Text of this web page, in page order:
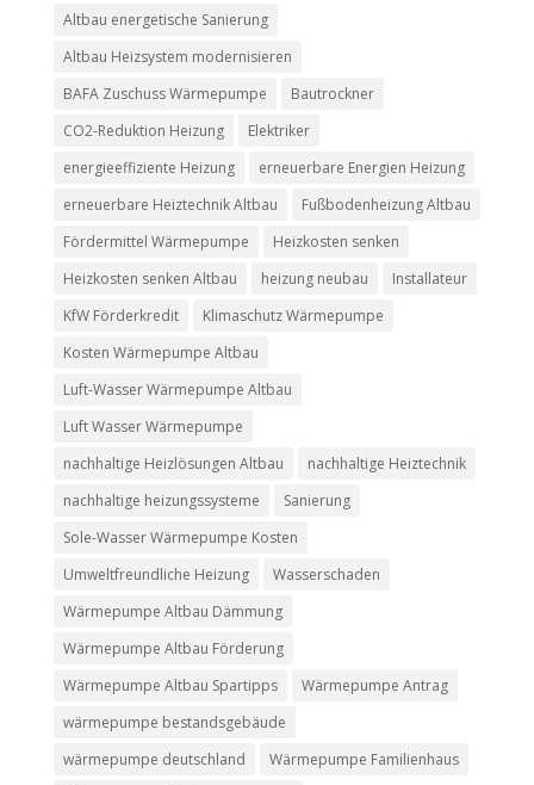
Altbau energetische Sanierung
Altbau Heizsystem modernisieren
BAFA Zuschuss Wärmepumpe
Bautrockner
CO2-Reduktion Heizung
Elektriker
energieeffiziente Heizung
erneuerbare Energien Heizung
erneuerbare Heiztechnik Altbau
Fußbodenheizung Altbau
Fördermittel Wärmepumpe
Heizkosten senken
Heizkosten senken Altbau
heizung neubau
Installateur
KfW Förderkredit
Klimaschutz Wärmepumpe
Kosten Wärmepumpe Altbau
Luft-Wasser Wärmepumpe Altbau
Luft Wasser Wärmepumpe
nachhaltige Heizlösungen Altbau
nachhaltige Heiztechnik
nachhaltige heizungssysteme
Sanierung
Sole-Wasser Wärmepumpe Kosten
Umweltfreundliche Heizung
Wasserschaden
Wärmepumpe Altbau Dämmung
Wärmepumpe Altbau Förderung
Wärmepumpe Altbau Spartipps
Wärmepumpe Antrag
wärmepumpe bestandsgebäude
wärmepumpe deutschland
Wärmepumpe Familienhaus